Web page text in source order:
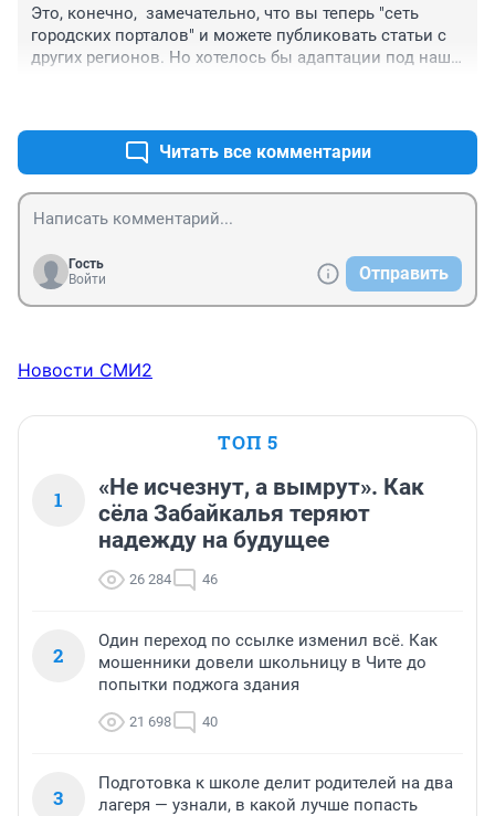
Это, конечно,  замечательно, что вы теперь "сеть
городских порталов" и можете публиковать статьи с
других регионов. Но хотелось бы адаптации под наши
Читать все комментарии
Гость
Войти
Отправить
Новости СМИ2
ТОП 5
1
«Не исчезнут, а вымрут». Как
сёла Забайкалья теряют
надежду на будущее
26 284 46
2
Один переход по ссылке изменил всё. Как
мошенники довели школьницу в Чите до
попытки поджога здания
21 698 40
3
Подготовка к школе делит родителей на два
лагеря — узнали, в какой лучше попасть